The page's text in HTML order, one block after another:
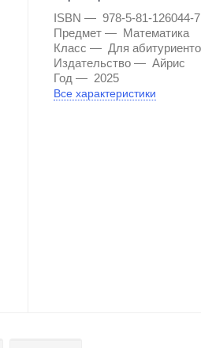
ISBN
978-5-81-126044-7
Предмет
Математика
Класс
Для
Издательство
Айрис
Год
2025
Все характеристики